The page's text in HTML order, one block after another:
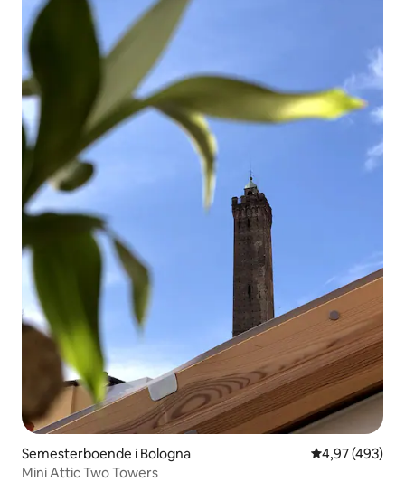
Semesterboende i Bologna 4,97 av 5 i
4,97 (493)
Mini Attic Two Towers